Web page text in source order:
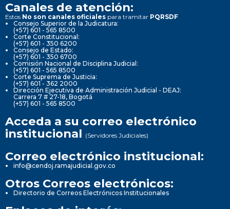
Canales de atención:
Estos No son canales oficiales para tramitar PQRSDF
Consejo Superior de la Judicatura:
(+57) 601 - 565 8500
Corte Constitucional:
(+57) 601 - 350 6200
Consejo de Estado:
(+57) 601 - 350 6700
Comisión Nacional de Disciplina Judicial:
(+57) 601 - 565 8500
Corte Suprema de Justicia:
(+57) 601 - 362 2000
Dirección Ejecutiva de Administración Judicial - DEAJ:
Carrera 7 # 27-18, Bogotá
(+57) 601 - 565 8500
Acceda a su correo electrónico
institucional (Servidores Judiciales)
Correo electrónico institucional:
info@cendoj.ramajudicial.gov.co
Otros Correos electrónicos:
Directorio de Correos Electrónicos Institucionales